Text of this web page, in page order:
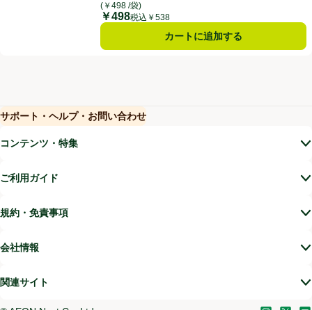
(￥498 /袋)
価格
￥498税込￥538
カートに追加する
サポート・ヘルプ・お問い合わせ
(新しいウィンドウで開く)
コンテンツ・特集
ご利用ガイド
規約・免責事項
会社情報
関連サイト